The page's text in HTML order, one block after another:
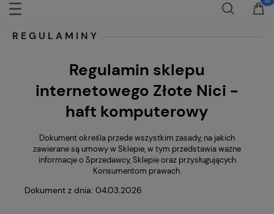
REGULAMINY
Regulamin sklepu
internetowego Złote Nici -
haft komputerowy
Dokument określa przede wszystkim zasady, na jakich
zawierane są umowy w Sklepie, w tym przedstawia ważne
informacje o Sprzedawcy, Sklepie oraz przysługujących
Konsumentom prawach.
Dokument z dnia: 04.03.2026